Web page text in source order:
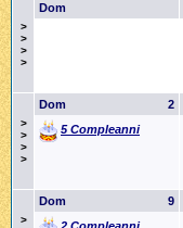
>
>
>
>
Dom
>
>
>
>
2
Dom
5 Compleanni
>
9
Dom